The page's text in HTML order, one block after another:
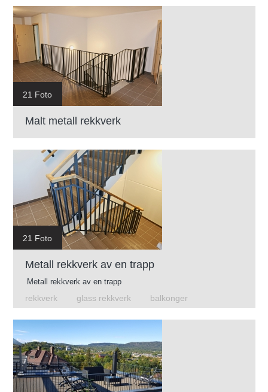
21 Foto
Malt metall rekkverk
21 Foto
Metall rekkverk av en trapp
Metall rekkverk av en trapp
rekkverk
glass rekkverk balkonger